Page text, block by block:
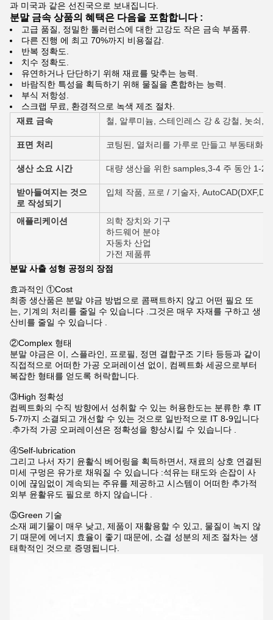
과 미국과 같은 선진국으로 보내집니다.
분말 금속 상품의 혜택은 다음을 포함합니다 :
고급 품질, 정밀한 톨러런스에 대한 고강도 작은 금속 부품류.
다른 진행 에 최고 70%까지 비용절감.
반복 정확도.
치수 정확도.
유연하거나 단단하기 위해 재료를 맞추는 능력.
바람직한 특성을 획득하기 위해 물질을 혼합하는 능력.
부식 저항성.
스크랩 무료, 환경적으로 녹색 제조 절차.
재료 금속
철, 알루미늄, 스테인레스 강 & 강철, 놋쇠,
표면 처리 코팅된, 열처리를 가루로 만들고 부동태화
생산 소요 시간 대량 생산을 위한 samples,3-4 주 동안 1-2
받아들여지는 것으
로 작성되기
입체 작품, 프로 / 기술자,
애플리케이션
의학 장치와 기구
하드웨어 분야
자동차 산업
가전 제품류
분말 사출 성형 공정의 장점
효과적인 ①Cost
최종 생산품은 분말 야금 방법으로 콤팩트하지 않고 어떤 필요 또
는, 기계의 처리를 줄일 수 있습니다 .그것은 매우 자재를 구하고 생
산비를 줄일 수 있습니다 .
②Complex 형태
분말 야금은 이, 스플라인, 프로필, 정면 결합구조 기타 등등과 같이
직접적으로 어떠한 가공 오퍼레이션 없이, 컴펙트화 세공으로부터
복잡한 형태를 얻도록 허락합니다.
③High 정확성
컴펙트화의 수직 방향에서 성취할 수 있는 허용한도는 분류한 후 IT
5-7까지 소결되고 개선할 수 있는 것으로 일반적으로 IT 8-9입니다
.추가적 가공 오퍼레이션은 정확성을 향상시킬 수 있습니다 .
④Self-lubrication
그리고 나서 자기 윤활식 베어링을 획득하면서, 재료의 상호 연결된
미세 구멍은 유가로 채워질 수 있습니다 :석유는 태도와 손잡이 사
이에 끊임없이 계속되는 주유를 제공하고 시스템이 어떠한 추가적
외부 윤활유도 필요로 하지 않습니다 .
⑤Green 기술
소재 폐기물이 매우 낮고, 제품이 재활용할 수 있고, 물질이 녹지 않
기 때문에 에너지 효율이 좋기 때문에, 소결 성분의 제조 절차는 생
태학적인 것으로 증명됩니다.